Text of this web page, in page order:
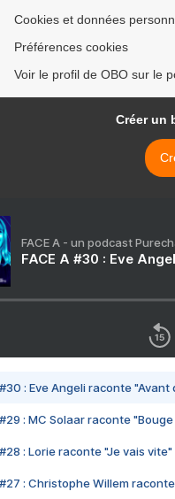
Cookies et données
Préférences cookies
Voir le profil de OBO sur le
Créer un
FACE A - un podcast
FACE A #30 : Eve
#30 : Eve Angeli raconte "Avant
#29 : MC Solaar raconte
#28 : Lorie raconte "Je vais vite"
#27 : Christophe Willem